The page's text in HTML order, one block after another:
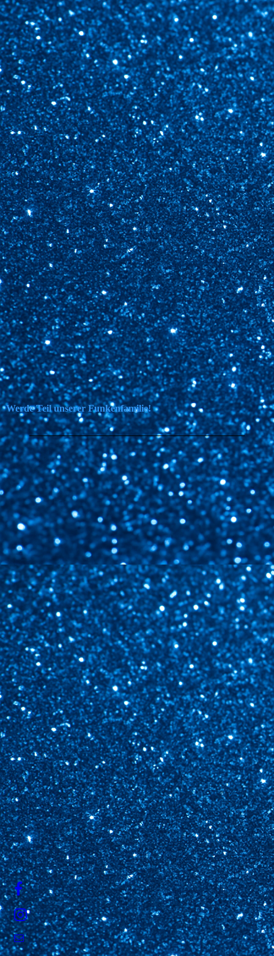
03824040-c1a7-43dc-a36f-a5e193699927_1
Werde Teil unserer Funkenfamilie!